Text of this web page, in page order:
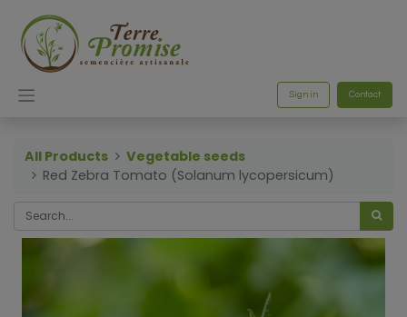
Sign in Contact
All Products
Vegetable seeds
Red Zebra Tomato (Solanum lycopersicum)